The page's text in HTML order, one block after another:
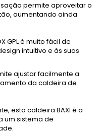
permite aproveitar o
aumentando ainda
GPL é muito fácil de
intuitivo e às suas
ajustar facilmente a
da caldeira de
esta caldeira BAXI é a
um sistema de